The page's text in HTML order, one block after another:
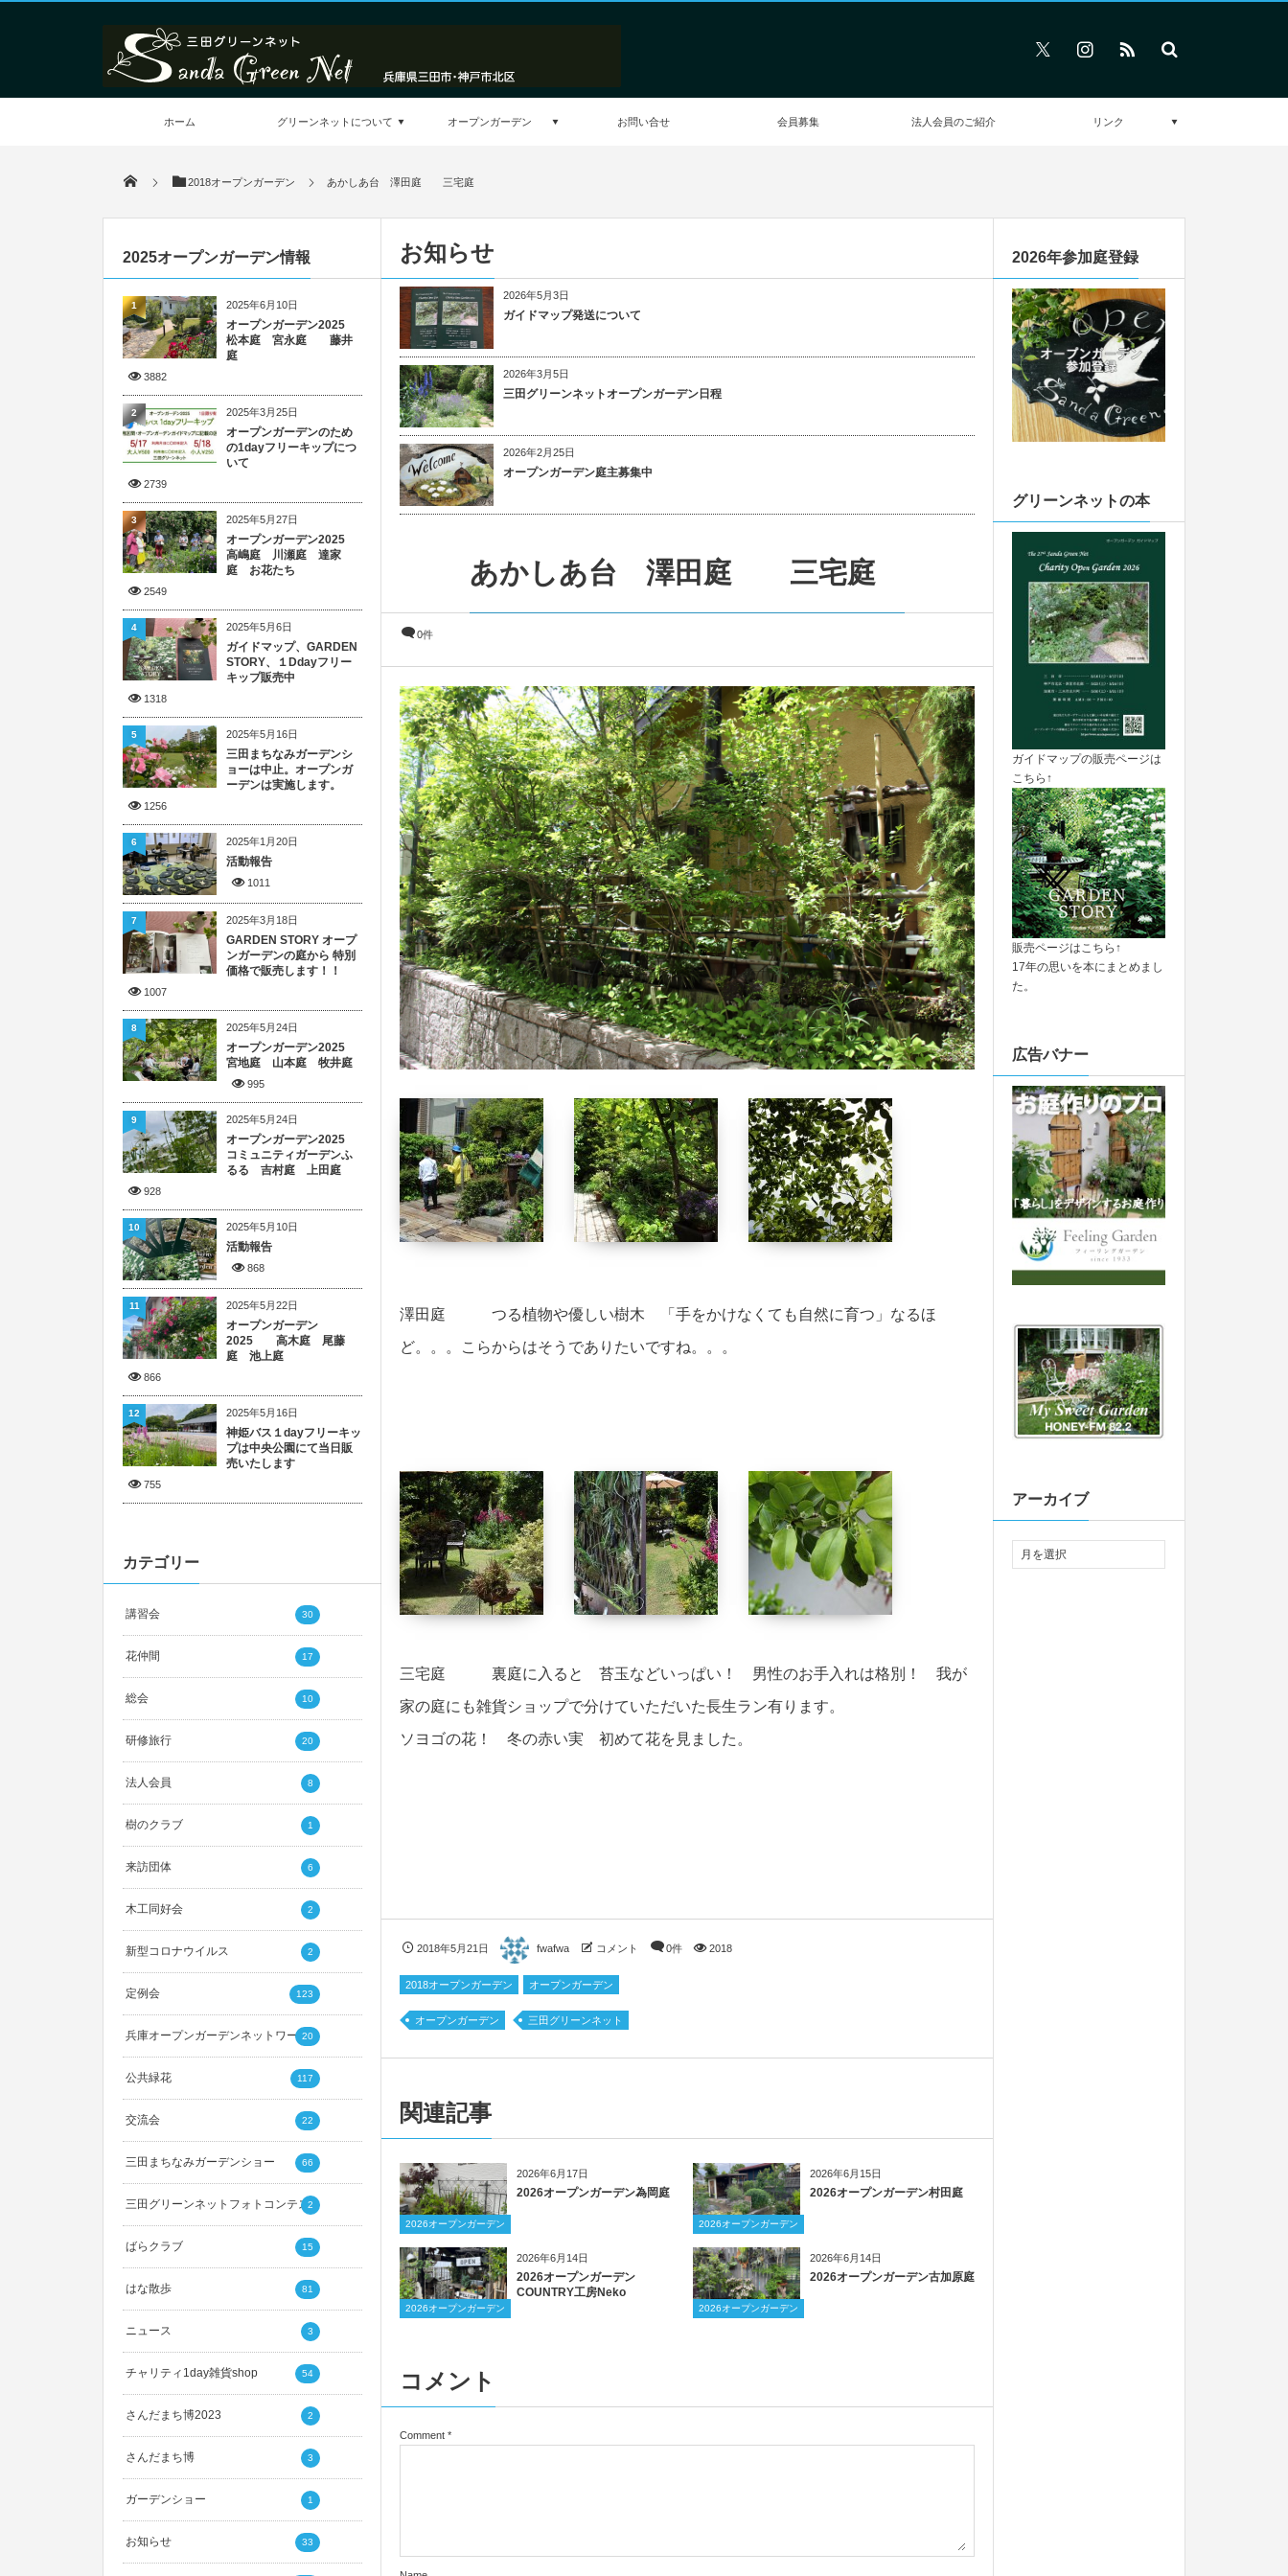
ホーム グリーンネットについて オープンガーデン お問い合せ 会員募集 法人会員のご紹介 リンク
2018オープンガーデン あかしあ台 澤田庭 三宅庭
お知らせ
2026年5月3日
ガイドマップ発送について
2026年3月5日
三田グリーンネットオープンガーデン日程
2026年2月25日
オープンガーデン庭主募集中
あかしあ台 澤田庭 三宅庭
0件
澤田庭 つる植物や優しい樹木 「手をかけなくても自然に育つ」なるほ
ど。。。こらからはそうでありたいですね。。。
三宅庭 裏庭に入ると 苔玉などいっぱい！ 男性のお手入れは格別！ 我が
家の庭にも雑貨ショップで分けていただいた長生ラン有ります。
ソヨゴの花！ 冬の赤い実 初めて花を見ました。
2018年5月21日 fwafwa コメント 0件 2018
2018オープンガーデン オープンガーデン
オープンガーデン 三田グリーンネット
関連記事
2026年6月17日
2026オープンガーデン
2026オープンガーデン為岡庭
2026年6月15日
2026オープンガーデン
2026オープンガーデン村田庭
2026年6月14日
2026オープンガーデン
2026オープンガーデン
COUNTRY工房Neko
2026年6月14日
2026オープンガーデン
2026オープンガーデン古加原庭
コメント
Comment *
2025オープンガーデン情報
2025年6月10日
オープンガーデン2025
松本庭 宮永庭 藤井
庭
3882
1
2025年3月25日
オープンガーデンのため
の1dayフリーキップにつ
いて
2739
2
2025年5月27日
オープンガーデン2025
高嶋庭 川瀬庭 達家
庭 お花たち
2549
3
2025年5月6日
ガイドマップ、GARDEN
STORY、１Ddayフリー
キップ販売中
1318
4
2025年5月16日
三田まちなみガーデンシ
ョーは中止。オープンガ
ーデンは実施します。
1256
5
2025年1月20日
活動報告
1011
6
2025年3月18日
GARDEN STORY オープ
ンガーデンの庭から 特別
価格で販売します！！
1007
7
2025年5月24日
オープンガーデン2025
宮地庭 山本庭 牧井庭
995
8
2025年5月24日
オープンガーデン2025
コミュニティガーデンふ
るる 吉村庭 上田庭
928
9
2025年5月10日
活動報告
868
10
2025年5月22日
オープンガーデン
2025 高木庭 尾藤
庭 池上庭
866
11
2025年5月16日
神姫バス１dayフリーキッ
プは中央公園にて当日販
売いたします
755
12
カテゴリー
講習会 30
花仲間 17
総会 10
研修旅行 20
法人会員 8
樹のクラブ 1
来訪団体 6
木工同好会 2
新型コロナウイルス 2
定例会 123
兵庫オープンガーデンネットワーク20
公共緑花 117
交流会 22
三田まちなみガーデンショー 66
三田グリーンネットフォトコンテスト
2
ばらクラブ 15
はな散歩 81
ニュース 3
チャリティ1day雑貨shop 54
さんだまち博2023 2
さんだまち博 3
ガーデンショー 1
お知らせ 33
2026年参加庭登録
グリーンネットの本
ガイドマップの販売ページは
こちら↑
販売ページはこちら↑
17年の思いを本にまとめまし
た。
広告バナー
アーカイブ